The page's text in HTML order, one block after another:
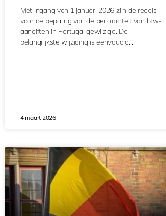
Met ingang van 1 januari 2026 zijn de regels
voor de bepaling van de periodiciteit van btw-
aangiften in Portugal gewijzigd. De
belangrijkste wijziging is eenvoudig:…
4 maart 2026